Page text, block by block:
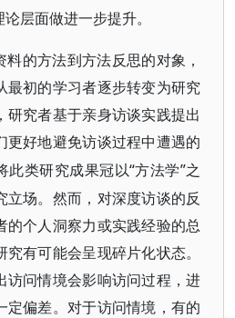
层面做进一步提升。
料的方法到方法反思的对象，
最初的学习者逐步转变为研究
研究者基于亲身访谈实践提出
更好地避免访谈过程中遭遇的
此类研究成果冠以“方法学”之
立场。然而，对深度访谈的反
的个人洞察力或实践经验的总
有可能会呈现碎片化状态。
访问情境会影响访问过程，进
定偏差。对于访问情境，有的